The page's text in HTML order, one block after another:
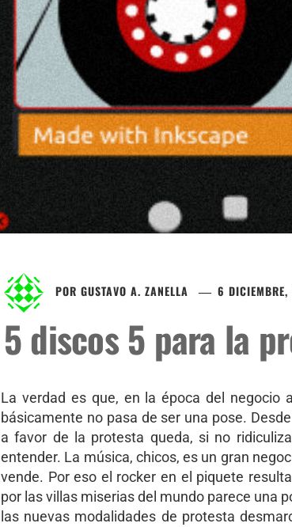
POR GUSTAVO A. ZANELLA 6
5 discos 5 para la
La verdad es que, en la época del negocio
básicamente no pasa de ser una pose.
a favor de la protesta queda, si no
entender. La música, chicos, es un gran
vende. Por eso el rocker en el piquete
por las villas miserias del mundo parece una
las nuevas modalidades de protesta